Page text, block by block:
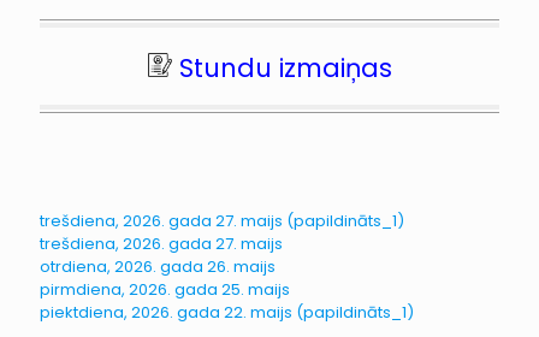
Stundu izmaiņas
trešdiena, 2026. gada 27. maijs (papildināts_1)
trešdiena, 2026. gada 27. maijs
otrdiena, 2026. gada 26. maijs
pirmdiena, 2026. gada 25. maijs
piektdiena, 2026. gada 22. maijs (papildināts_1)